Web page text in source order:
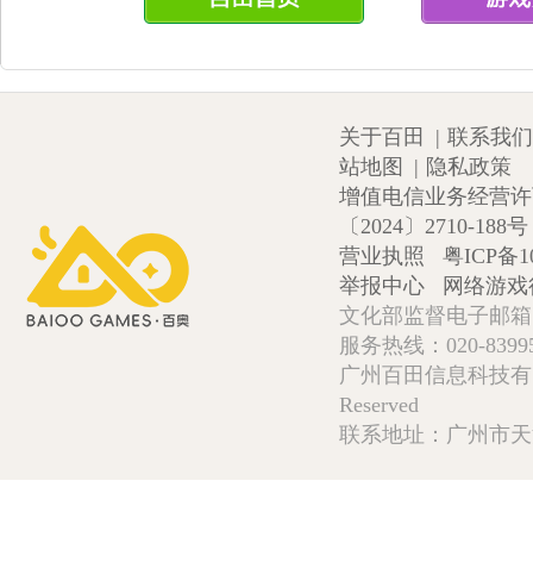
关于百田 | 联系我们
站地图
| 隐私政策
增值电信业务经营
〔2024〕2710-188号
营业执照
粤ICP备
举报中心
网络游
文化部监督电子邮
服务热线：020-
广州百田信息科技
Reserved
联系地址：广州市